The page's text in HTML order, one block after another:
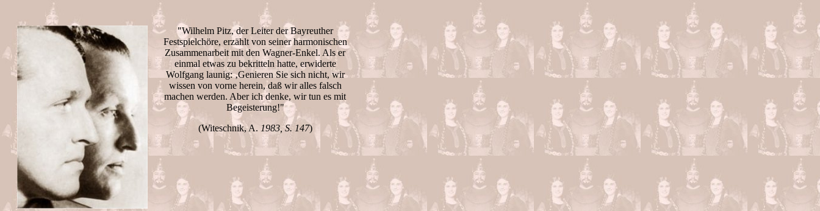
"Wilhelm Pitz, der Leiter der Bayreuther
Festspielchöre, erzählt von seiner harmonischen
Zusammenarbeit mit den Wagner-Enkel. Als er
einmal etwas zu bekritteln hatte, erwiderte
Wolfgang launig: ‚Genieren Sie sich nicht, wir
wissen von vorne herein, daß wir alles falsch
machen werden. Aber ich denke, wir tun es mit
Begeisterung!"
(Witeschnik, A. 1983, S. 147)